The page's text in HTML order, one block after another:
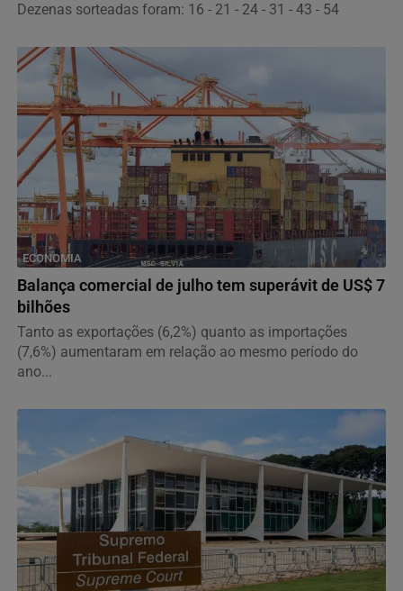
Dezenas sorteadas foram: 16 - 21 - 24 - 31 - 43 - 54
ECONOMIA
Balança comercial de julho tem superávit de US$ 7
bilhões
Tanto as exportações (6,2%) quanto as importações
(7,6%) aumentaram em relação ao mesmo período do
ano...